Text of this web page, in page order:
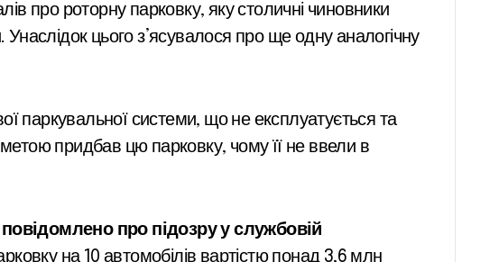
про роторну парковку, яку столичні чиновники
цього з’ясувалося про ще одну аналогічну
паркувальної системи, що не експлуатується та
придбав цю парковку, чому її не ввели в
про підозру у службовій
на 10 автомобілів вартістю понад 3,6 млн